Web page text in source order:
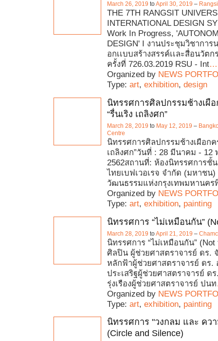
March 26, 2019 toApril 30, 2019 –
THE 7TH RANGSIT
INTERNATIONAL DESIGN
Work In Progress,
DESIGN' I งานประชุมวิชาการ
อกเเบบสร้างสรรค์เเละสื่อนวัต
ครั้งที่ 726.03.2019 RSU - Int…
Organized by NEWS
Type: art, exhibition, design
นิทรรศการศิลปกรรมช้างเผื
“รื่นเริง เถลิงศก”
March 28, 2019 to May 12, 2019 –
Centre
นิทรรศการศิลปกรรมช้างเผือกค
เถลิงศก”วันที่ : 28 มีนาคม - 12
2562สถานที่: ห้องนิทรรศการชั้
ไทยเบฟเวอเรจ จำกัด (มหาชน
วัฒนธรรมแห่งกรุงเทพมหานคร
Organized by NEWS
Type: art, exhibition, painting
นิทรรศการ “ไม่เหมือนกัน”
March 28, 2019 toApril 21, 2019 –
นิทรรศการ “ไม่เหมือนกัน” (Not
ศิลปิน ผู้ช่วยศาสตราจารย์ ดร.
หลักฟ้าผู้ช่วยศาสตราจารย์ ดร.
ประเสริฐผู้ช่วยศาสตราจารย์ ด
รุ่งเรืองผู้ช่วยศาสตราจารย์ ปนท
Organized by NEWS
Type: art, exhibition, painting
นิทรรศการ "วงกลม และ ควา
(Circle and Silence)